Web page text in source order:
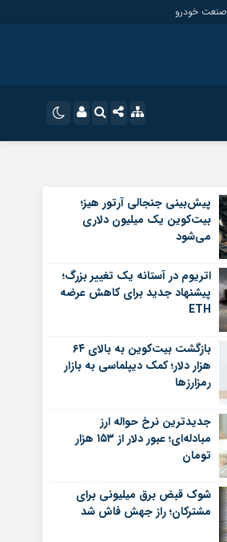
خودرو
کسب و کارهای گردشگری و هنر
معدن و ورزش
پیش‌بینی جنجالی آرتور هیز؛
بیت‌کوین یک میلیون دلاری
می‌شود
اتریوم در آستانه یک تغییر بزرگ؛
پیشنهاد جدید برای کاهش عرضه
ETH
بازگشت بیت‌کوین به بالای ۶۴
هزار دلار؛ کمک دیپلماسی به بازار
رمزارزها
جدیدترین نرخ حواله ارز
مبادله‌ای؛ عبور دلار از ۱۵۳ هزار
تومان
شوک قبض برق میلیونی برای
مشترکان؛ راز جهش فاش شد